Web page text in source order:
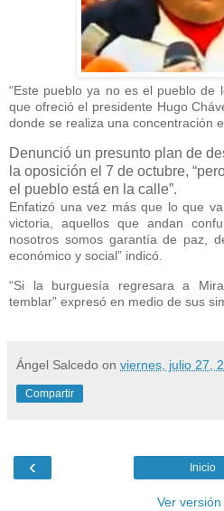
“Este pueblo ya no es el pueblo de
que ofreció el presidente Hugo
donde se realiza una concentración
Denunció un presunto plan de
la oposición el 7 de octubre,
el pueblo está en la calle”.
Enfatizó una vez más que lo que
victoria, aquellos que andan
nosotros somos garantía de paz,
económico y social” indicó.
“Si la burguesía regresara a
temblar” expresó en medio de sus
Ángel Salcedo on viernes, julio 27,
Compartir
‹ Inicio
Ver versión